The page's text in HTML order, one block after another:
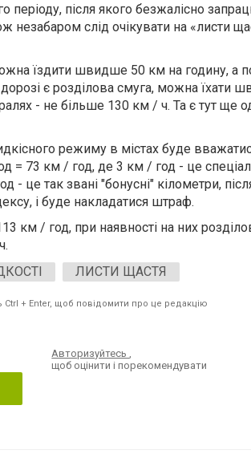
періоду, після якого безжалісно
незабаром слід очікувати на «листи
їздити швидше 50 км на годину, а
є розділова смуга, можна їхати
- не більше 130 км / ч. Та є тут ще
режиму в містах буде
= 73 км / год, де 3 км / год - це
- це так звані "бонусні" кілометри,
і буде накладатися штраф.
км / год, при наявності на них
ЛИСТИ ЩАСТЯ
Ctrl + Enter, щоб повідомити про це редакцію
Авторизуйтесь,
щоб оцінити і порекомендувати